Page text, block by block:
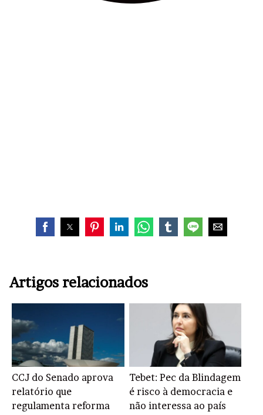
Artigos relacionados
CCJ do Senado aprova
relatório que
regulamenta reforma
Tebet: Pec da Blindagem
é risco à democracia e
não interessa ao país